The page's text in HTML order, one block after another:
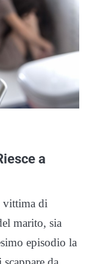
a
vittima di
marito, sia
episodio la